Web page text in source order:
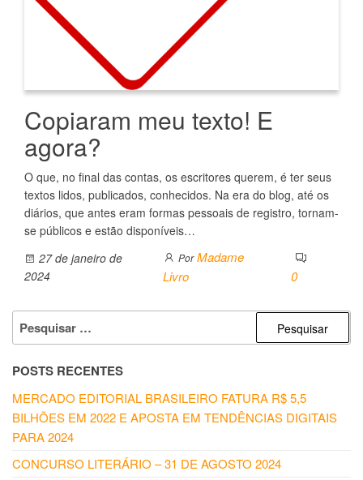
Copiaram meu texto! E
agora?
O que, no final das contas, os escritores querem, é ter seus
textos lidos, publicados, conhecidos. Na era do blog, até os
diários, que antes eram formas pessoais de registro, tornam-
se públicos e estão disponíveis…
27 de janeiro de
2024
Por Madame
Livro
0
PESQUISAR
POR:
POSTS RECENTES
MERCADO EDITORIAL BRASILEIRO FATURA R$ 5,5
BILHÕES EM 2022 E APOSTA EM TENDÊNCIAS DIGITAIS
PARA 2024
CONCURSO LITERÁRIO – 31 DE AGOSTO 2024